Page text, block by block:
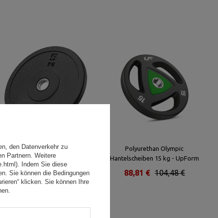
Olympische Bumper-
Hantelscheiben 5 kg – UpForm
40,00 €
34,00 €
Polyurethan Olympic
Hantelscheiben 15 kg - UpForm
104,48 €
88,81 €
den Datenverkehr zu
Partnern. Weitere
Indem Sie diese
Sie können die Bedingungen
klicken. Sie können Ihre